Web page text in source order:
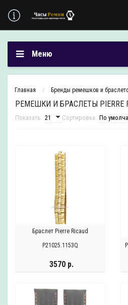
Меню
Главная Бренды ремешков и
РЕМЕШКИ И БРАСЛЕТЫ PIERRE
Показать: Сортировка:
Браслет Pierre Ricaud
P21025.1153Q
3570 р.